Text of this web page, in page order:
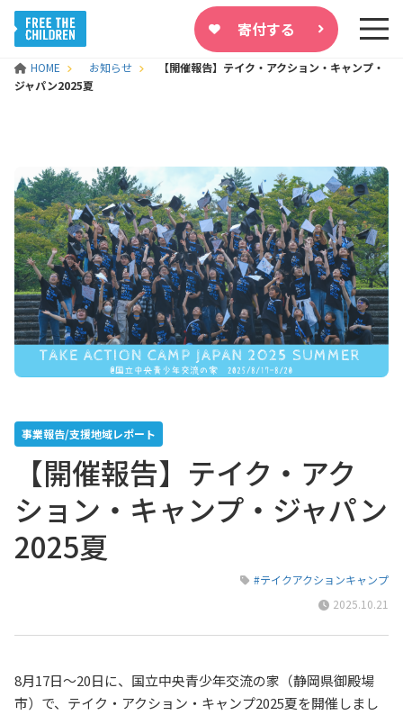
寄付する
HOME お知らせ
【開催報告】テイク・アクション・キャンプ・
ジャパン2025夏
事業報告/支援地域レポート
【開催報告】テイク・アク
ション・キャンプ・ジャパン
2025夏
#テイクアクションキャンプ
2025.10.21
8月17日～20日に、国立中央青少年交流の家（静岡県御殿場
市）で、テイク・アクション・キャンプ2025夏を開催しまし